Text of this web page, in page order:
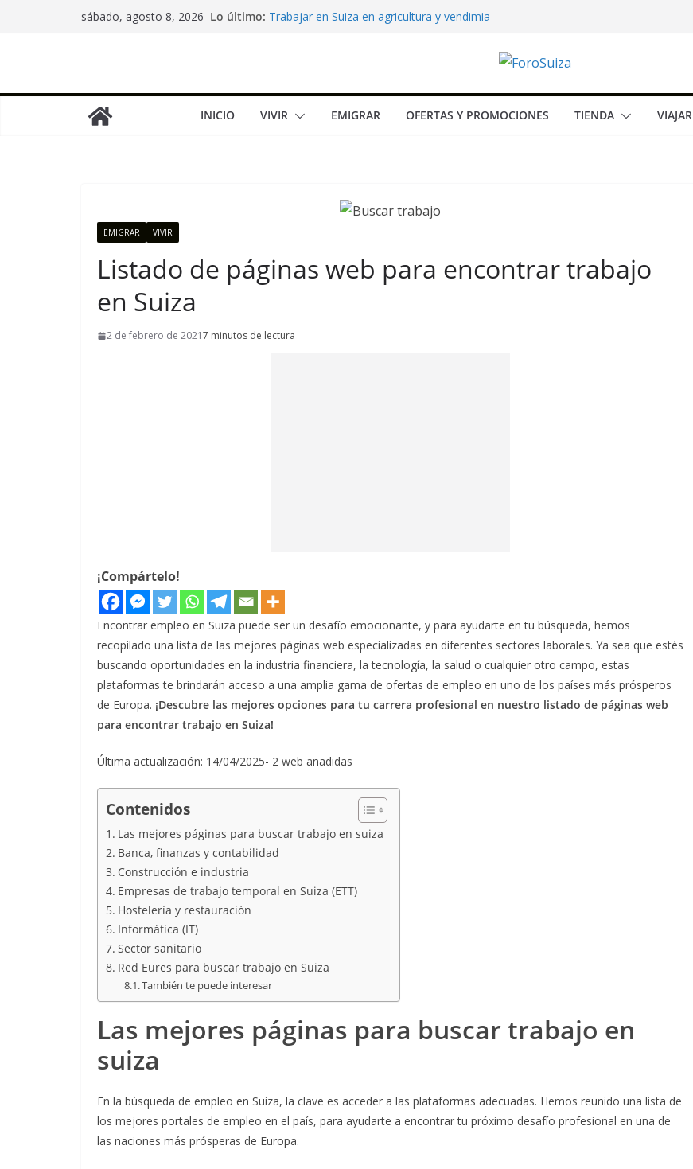
sábado, agosto 8, 2026 Lo último: Trabajar en Suiza en agricultura y vendimia
Trabajar en Suiza en la temporada de invierno
INICIO
VIVIR EMIGRAR OFERTAS Y PROMOCIONES TIENDA VIAJAR
EMIGRAR VIVIR
Listado de páginas web para encontrar trabajo
en Suiza
2 de febrero de 20217 minutos de lectura
¡Compártelo!
Encontrar empleo en Suiza puede ser un desafío emocionante, y para ayudarte en tu búsqueda, hemos
recopilado una lista de las mejores páginas web especializadas en diferentes sectores laborales. Ya sea que estés
buscando oportunidades en la industria financiera, la tecnología, la salud o cualquier otro campo, estas
plataformas te brindarán acceso a una amplia gama de ofertas de empleo en uno de los países más prósperos
de Europa. ¡Descubre las mejores opciones para tu carrera profesional en nuestro listado de páginas web
para encontrar trabajo en Suiza!
Última actualización: 14/04/2025- 2 web añadidas
Contenidos
Las mejores páginas para buscar trabajo en suiza
Banca, finanzas y contabilidad
Construcción e industria
Empresas de trabajo temporal en Suiza (ETT)
Hostelería y restauración
Informática (IT)
Sector sanitario
Red Eures para buscar trabajo en Suiza
También te puede interesar
Las mejores páginas para buscar trabajo en
suiza
En la búsqueda de empleo en Suiza, la clave es acceder a las plataformas adecuadas. Hemos reunido una lista de
los mejores portales de empleo en el país, para ayudarte a encontrar tu próximo desafío profesional en una de
las naciones más prósperas de Europa.